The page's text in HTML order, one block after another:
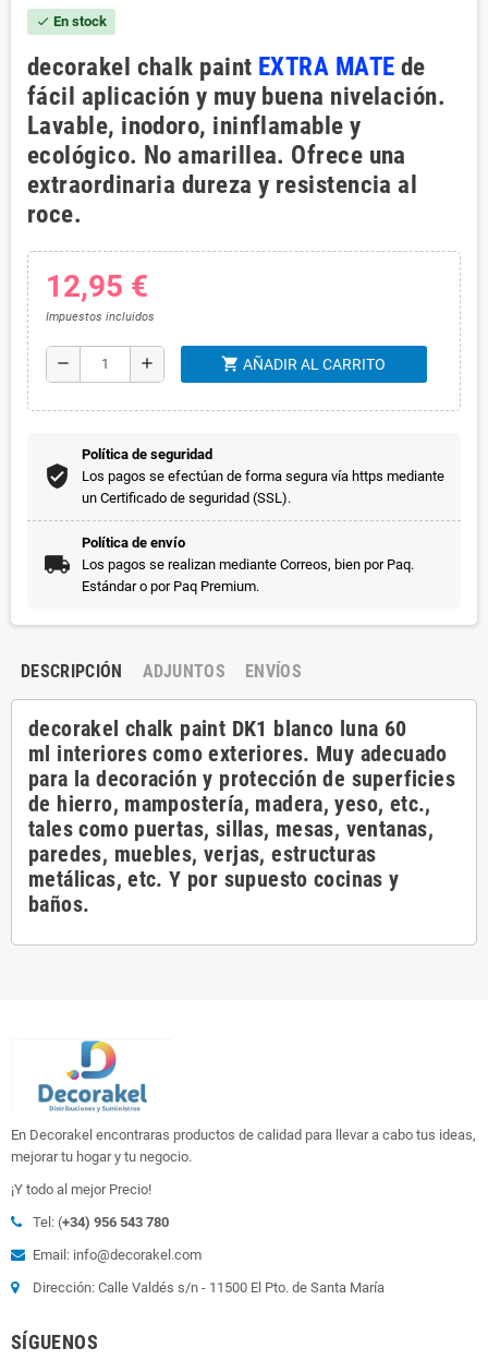
check En stock
decorakel chalk paint EXTRA MATE de
fácil aplicación y muy buena nivelación.
Lavable, inodoro, ininflamable y
ecológico. No amarillea. Ofrece una
extraordinaria dureza y resistencia al
roce.
12,95 €
Impuestos incluidos
remove add shopping_cart AÑADIR AL CARRITO
Política de seguridad
Los pagos se efectúan de forma segura vía https mediante
un Certificado de seguridad (SSL).
Política de envío
Los pagos se realizan mediante Correos, bien por Paq.
Estándar o por Paq Premium.
DESCRIPCIÓN ADJUNTOS ENVÍOS
decorakel chalk paint DK1 blanco luna 60
ml interiores como exteriores. Muy adecuado
para la decoración y protección de superficies
de hierro, mampostería, madera, yeso, etc.,
tales como puertas, sillas, mesas, ventanas,
paredes, muebles, verjas, estructuras
metálicas, etc. Y por supuesto cocinas y
baños.
En Decorakel encontraras productos de calidad para llevar a cabo tus ideas,
mejorar tu hogar y tu negocio.
¡Y todo al mejor Precio!
Tel: (+34) 956 543 780
Email: info@decorakel.com
Dirección: Calle Valdés s/n - 11500 El Pto. de Santa María
SÍGUENOS